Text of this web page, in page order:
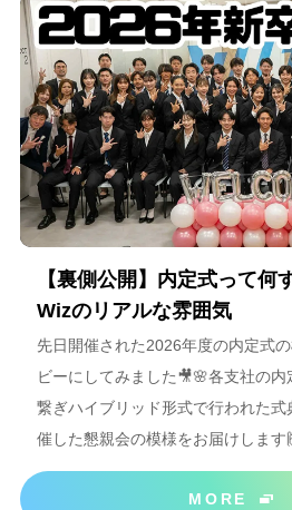
【裏側公開】内定式って何
Wizのリアルな雰囲気
先日開催された2026年度の内定式
ビーにしてみました🎥🌸各支社の
繋ぎハイブリッド形式で行われた式
催した懇親会の模様をお届けします
ださいね＾＾
MORE